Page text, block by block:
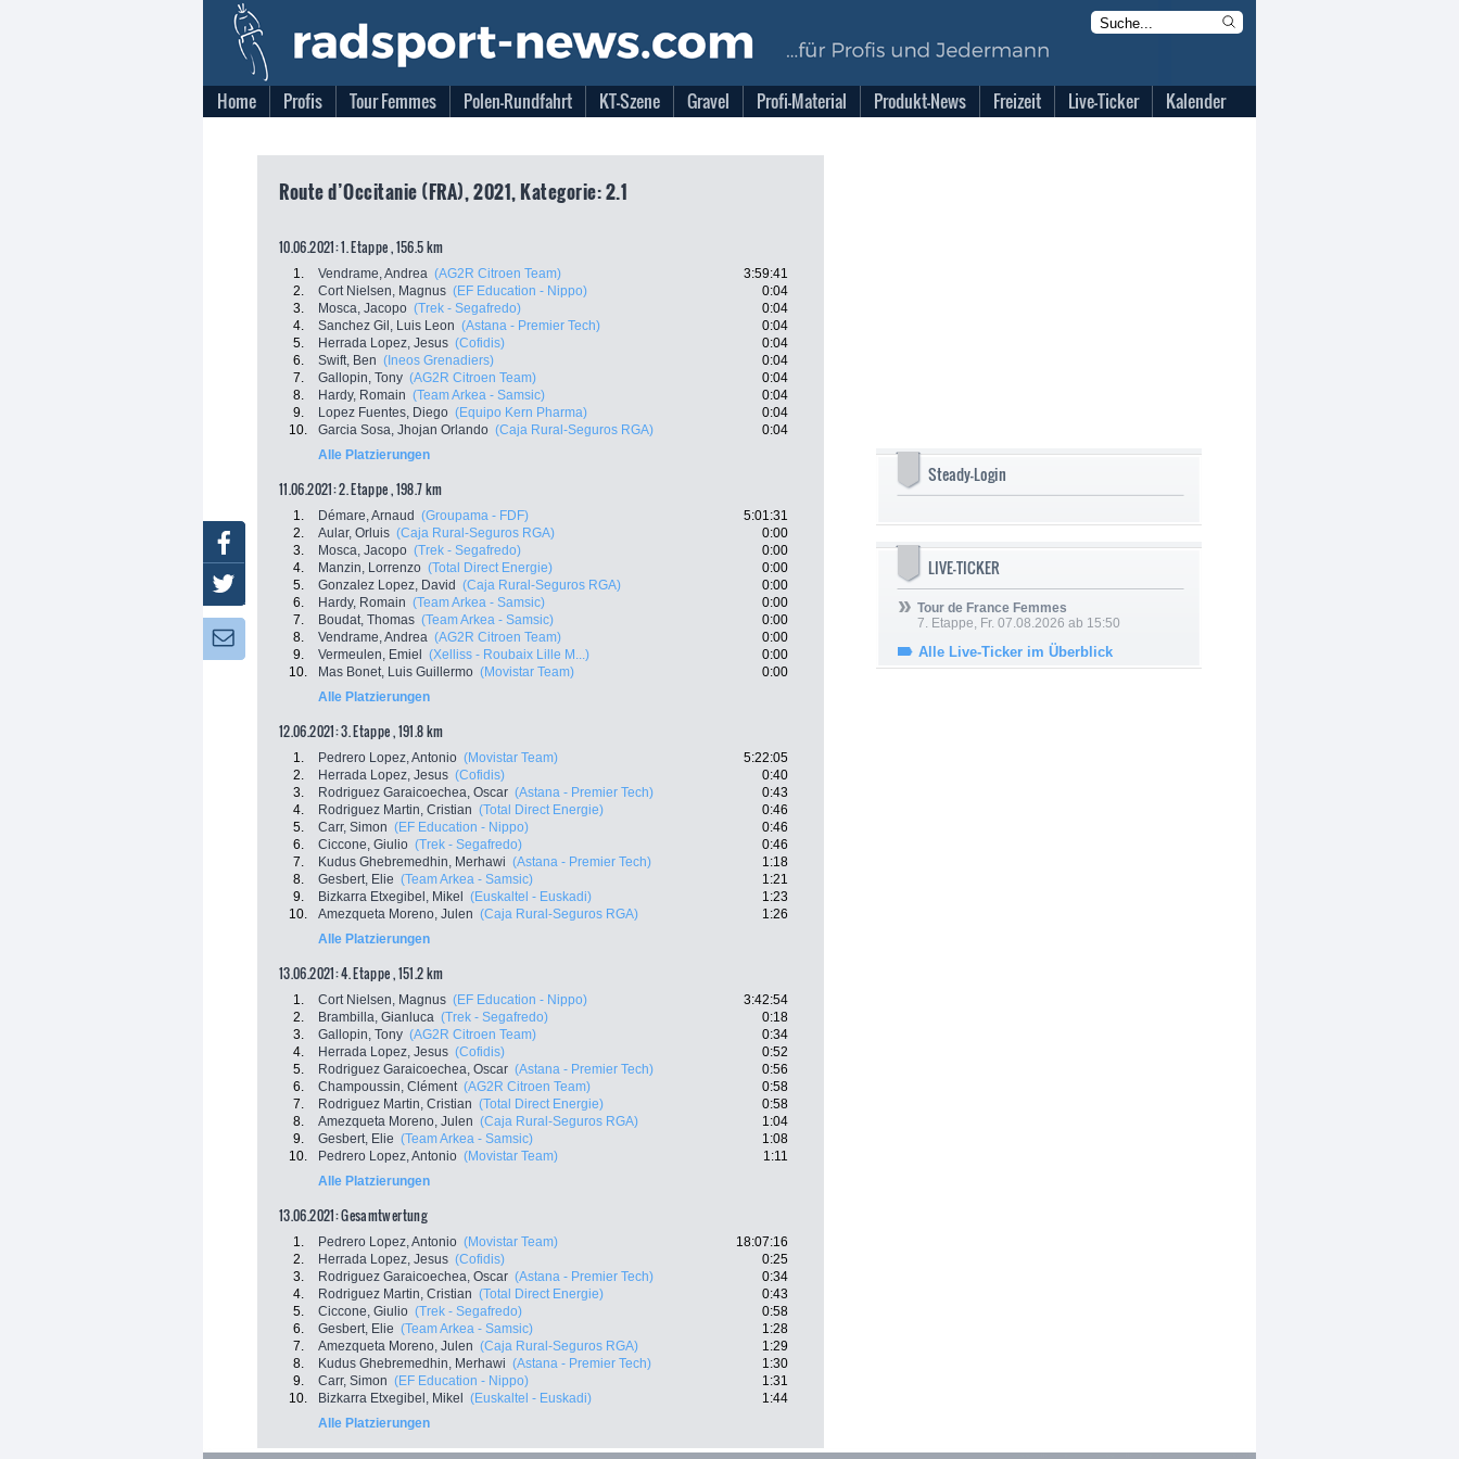
Home Profis Tour Femmes Polen-Rundfahrt KT-Szene Gravel Profi-Material Produkt-News Freizeit Live-Ticker Kalender
Route d’Occitanie (FRA), 2021, Kategorie: 2.1
10.06.2021: 1. Etappe , 156.5 km
1. Vendrame, Andrea (AG2R Citroen Team)
3:59:41
2.
Cort Nielsen, Magnus (EF Education - Nippo)
0:04
3.
Mosca, Jacopo (Trek - Segafredo)
0:04
4.
Sanchez Gil, Luis Leon (Astana - Premier Tech)
0:04
5.
Herrada Lopez, Jesus (Cofidis)
0:04
6.
Swift, Ben (Ineos Grenadiers)
0:04
7.
Gallopin, Tony (AG2R Citroen Team)
0:04
8.
Hardy, Romain (Team Arkea - Samsic)
0:04
9.
Lopez Fuentes, Diego (Equipo Kern Pharma)
0:04
10.
Garcia Sosa, Jhojan Orlando (Caja Rural-Seguros RGA)
0:04
Alle Platzierungen
11.06.2021: 2. Etappe , 198.7 km
1. Démare, Arnaud (Groupama - FDF)
5:01:31
2.
Aular, Orluis (Caja Rural-Seguros RGA)
0:00
3.
Mosca, Jacopo (Trek - Segafredo)
0:00
4.
Manzin, Lorrenzo (Total Direct Energie)
0:00
5.
Gonzalez Lopez, David (Caja Rural-Seguros RGA)
0:00
6.
Hardy, Romain (Team Arkea - Samsic)
0:00
7.
Boudat, Thomas (Team Arkea - Samsic)
0:00
8.
Vendrame, Andrea (AG2R Citroen Team)
0:00
9.
Vermeulen, Emiel (Xelliss - Roubaix Lille M...)
0:00
10.
Mas Bonet, Luis Guillermo (Movistar Team)
0:00
Alle Platzierungen
12.06.2021: 3. Etappe , 191.8 km
1. Pedrero Lopez, Antonio (Movistar Team)
5:22:05
2.
Herrada Lopez, Jesus (Cofidis)
0:40
3.
Rodriguez Garaicoechea, Oscar (Astana - Premier Tech)
0:43
4.
Rodriguez Martin, Cristian (Total Direct Energie)
0:46
5.
Carr, Simon (EF Education - Nippo)
0:46
6.
Ciccone, Giulio (Trek - Segafredo)
0:46
7.
Kudus Ghebremedhin, Merhawi (Astana - Premier Tech)
1:18
8.
Gesbert, Elie (Team Arkea - Samsic)
1:21
9.
Bizkarra Etxegibel, Mikel (Euskaltel - Euskadi)
1:23
10.
Amezqueta Moreno, Julen (Caja Rural-Seguros RGA)
1:26
Alle Platzierungen
13.06.2021: 4. Etappe , 151.2 km
1. Cort Nielsen, Magnus (EF Education - Nippo)
3:42:54
2.
Brambilla, Gianluca (Trek - Segafredo)
0:18
3.
Gallopin, Tony (AG2R Citroen Team)
0:34
4.
Herrada Lopez, Jesus (Cofidis)
0:52
5.
Rodriguez Garaicoechea, Oscar (Astana - Premier Tech)
0:56
6.
Champoussin, Clément (AG2R Citroen Team)
0:58
7.
Rodriguez Martin, Cristian (Total Direct Energie)
0:58
8.
Amezqueta Moreno, Julen (Caja Rural-Seguros RGA)
1:04
9.
Gesbert, Elie (Team Arkea - Samsic)
1:08
10.
Pedrero Lopez, Antonio (Movistar Team)
1:11
Alle Platzierungen
13.06.2021: Gesamtwertung
1. Pedrero Lopez, Antonio (Movistar Team)
18:07:16
2.
Herrada Lopez, Jesus (Cofidis)
0:25
3.
Rodriguez Garaicoechea, Oscar (Astana - Premier Tech)
0:34
4.
Rodriguez Martin, Cristian (Total Direct Energie)
0:43
5.
Ciccone, Giulio (Trek - Segafredo)
0:58
6.
Gesbert, Elie (Team Arkea - Samsic)
1:28
7.
Amezqueta Moreno, Julen (Caja Rural-Seguros RGA)
1:29
8.
Kudus Ghebremedhin, Merhawi (Astana - Premier Tech)
1:30
9.
Carr, Simon (EF Education - Nippo)
1:31
10.
Bizkarra Etxegibel, Mikel (Euskaltel - Euskadi)
1:44
Alle Platzierungen
Steady-Login
LIVE-TICKER
Tour de France Femmes
7. Etappe, Fr. 07.08.2026 ab 15:50
Alle Live-Ticker im Überblick
Facebook
Twitter
Newsletter: